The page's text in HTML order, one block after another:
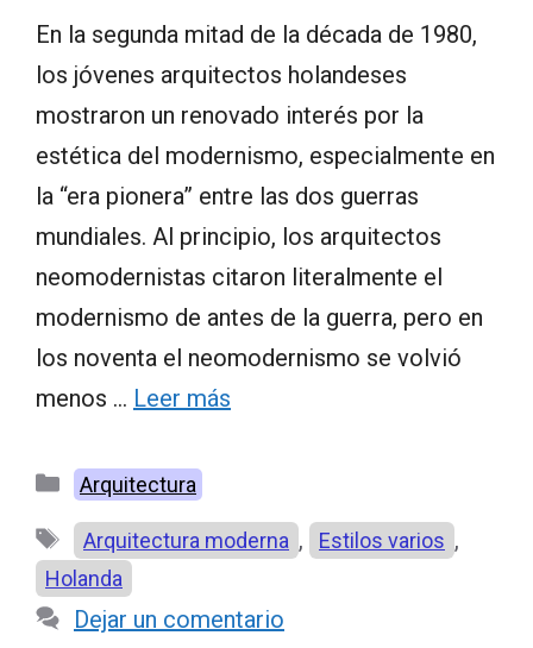
En la segunda mitad de la década de 1980,
los jóvenes arquitectos holandeses
mostraron un renovado interés por la
estética del modernismo, especialmente en
la “era pionera” entre las dos guerras
mundiales. Al principio, los arquitectos
neomodernistas citaron literalmente el
modernismo de antes de la guerra, pero en
los noventa el neomodernismo se volvió
menos … Leer más
Categorías
Arquitectura
Etiquetas
Arquitectura moderna , Estilos varios ,
Holanda
Dejar un comentario